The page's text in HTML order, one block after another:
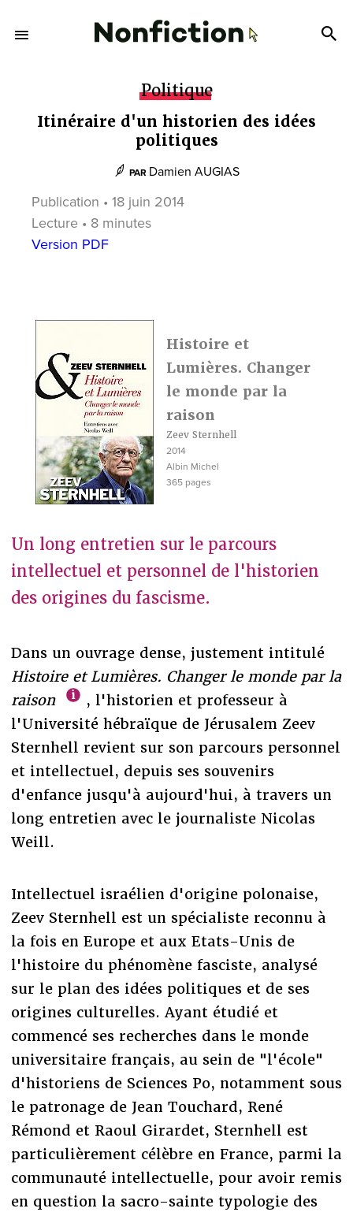
Politique
Itinéraire d'un historien des idées
politiques
PAR Damien AUGIAS
Publication • 18 juin 2014
Lecture • 8 minutes
Version PDF
Histoire et
Lumières. Changer
le monde par la
raison
Zeev Sternhell
2014
Albin Michel
365 pages
Un long entretien sur le parcours
intellectuel et personnel de l'historien
des origines du fascisme.
Dans un ouvrage dense, justement intitulé
Histoire et Lumières. Changer le monde par la
raison
, l'historien et professeur à
l'Université hébraïque de Jérusalem Zeev
Sternhell revient sur son parcours personnel
et intellectuel, depuis ses souvenirs
d'enfance jusqu'à aujourd'hui, à travers un
long entretien avec le journaliste Nicolas
Weill.
Intellectuel israélien d'origine polonaise,
Zeev Sternhell est un spécialiste reconnu à
la fois en Europe et aux Etats-Unis de
l'histoire du phénomène fasciste, analysé
sur le plan des idées politiques et de ses
origines culturelles. Ayant étudié et
commencé ses recherches dans le monde
universitaire français, au sein de "l'école"
d'historiens de Sciences Po, notamment sous
le patronage de Jean Touchard, René
Rémond et Raoul Girardet, Sternhell est
particulièrement célèbre en France, parmi la
communauté intellectuelle, pour avoir remis
en question la sacro-sainte typologie des